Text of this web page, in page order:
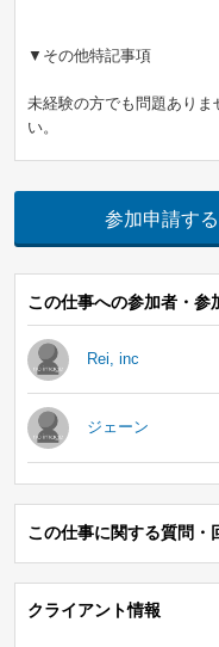
▼その他特記事項
未経験の方でも問題ありま
い。
参加申請す
この仕事への参加者・参
Rei, inc
ジェーン
この仕事に関する質問・
クライアント情報